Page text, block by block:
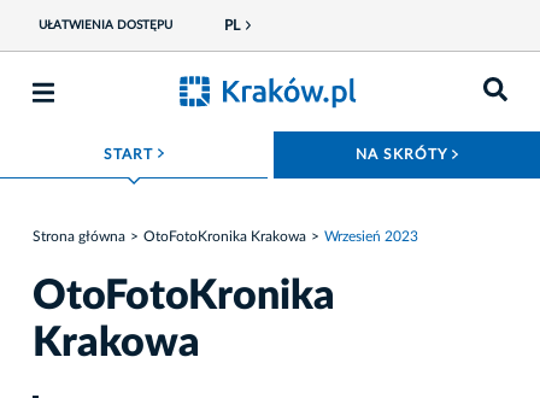
UŁATWIENIA DOSTĘPU PL
START ROZWIŃ MENU NA SKRÓTY
Strona główna OtoFotoKronika Krakowa Wrzesień 2023
OtoFotoKronika
Krakowa